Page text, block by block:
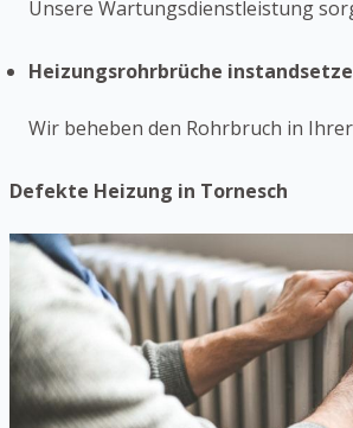
Unsere Wartungsdienstleistung
Heizungsrohrbrüche
Wir beheben den Rohrbruch in
Defekte Heizung in Tornesch